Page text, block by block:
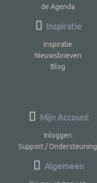
de Agenda
Inspiratie
Inspiratie
Nieuwsbrieven
Blog
Mijn Account
Inloggen
Support / Ondersteuning
Algemeen